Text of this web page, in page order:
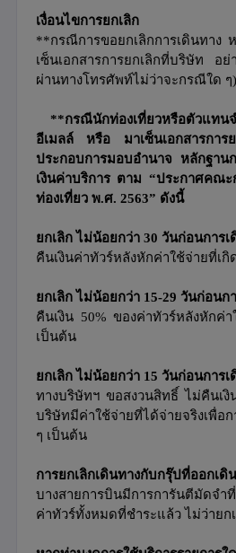
เงื่อนไขการยกเลิก
**กรณีการขอยกเลิกการเดินทาง
เซ็นเอกสารการยกเลิกที่บริษัท อ
ผ่านทางโทรศัพท์ไม่ว่าจะกรณีใด ๆ)
**กรณีนักท่องเที่ยวหรือตัวแทน
อีเมลล์ หรือ มาเซ็นเอกสารการ
ประกอบการมอบอำนาจ หลักฐาน
เงินค่าบริการ ตาม “ประกาศคณะ
ท่องเที่ยว พ.ศ. 2563” ดังนี้
ยกเลิก ไม่น้อยกว่า 30 วันก่อนการเ
คืนเงินค่าทัวร์หลังหักค่าใช้จ่ายที่เกิ
ยกเลิก ไม่น้อยกว่า 15-29 วันก่อนก
คืนเงิน 50% ของค่าทัวร์หลังหักค่า
เป็นต้น
ยกเลิก ไม่น้อยกว่า 15 วันก่อนการเ
ทางบริษัทฯ ขอสงวนสิทธิ์ ไม่คืนเงิ
บริษัทมีค่าใช้จ่ายที่ได้จ่ายจริงเพื่อ
ๆ เป็นต้น
การยกเลิกเดินทางกับกรุ๊ปที่ออกเ
บางสายการบินมีการการันตีมัดจำ
ค่าทัวร์ทั้งหมดที่ชำระแล้ว ไม่ว่ายก